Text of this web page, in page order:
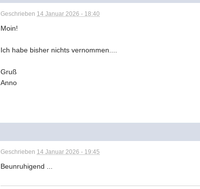
Geschrieben 14 Januar 2026 - 18:40
Moin!
Ich habe bisher nichts vernommen....
Gruß
Anno
Geschrieben 14 Januar 2026 - 19:45
Beunruhigend ...